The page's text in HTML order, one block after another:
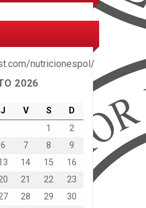
nutricionespol/
2026
J V S
D
1
2
6 7 8
9
14 15
16
21 22
23
28 29
30